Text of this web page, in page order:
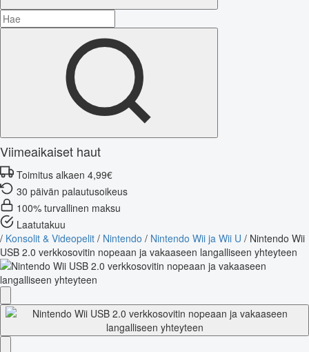
Viimeaikaiset haut
Toimitus alkaen 4,99€
30 päivän palautusoikeus
100% turvallinen maksu
Laatutakuu
/ Konsolit & Videopelit / Nintendo / Nintendo Wii ja Wii U / Nintendo Wii
USB 2.0 verkkosovitin nopeaan ja vakaaseen langalliseen yhteyteen